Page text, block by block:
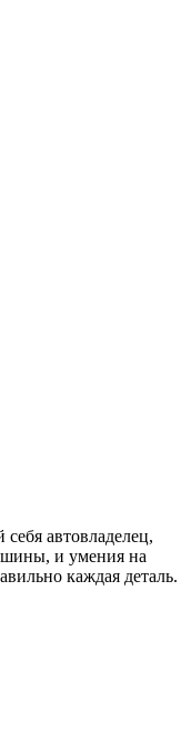
автовладелец,
и умения на
каждая деталь.